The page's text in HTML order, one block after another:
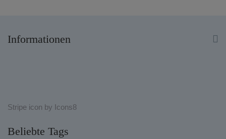
Informationen 
Stripe icon by Icons8
Beliebte Tags